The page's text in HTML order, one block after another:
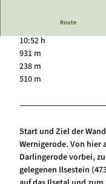
Hundeglück in Schierke
Veranstaltungskalender
Route
10:52 h
931 m
238 m
510 m
Start und Ziel der
Wernigerode. Von hier
Darlingerode vorbei,
gelegenen Ilsestein